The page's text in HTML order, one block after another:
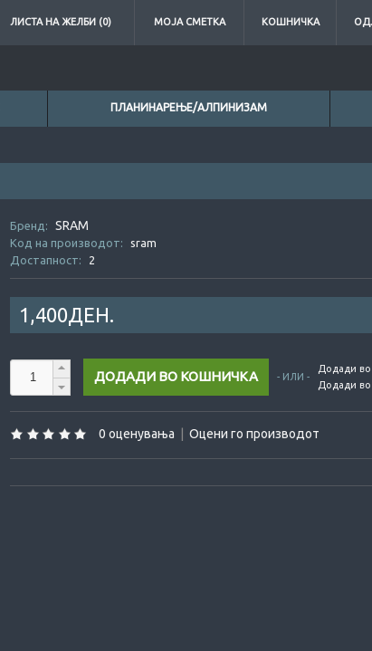
ЛИСТА НА ЖЕЛБИ (0) МОЈА СМЕТКА КОШНИЧКА
ПЛАНИНАРЕЊЕ/АЛПИНИЗАМ
Бренд: SRAM
Код на производот:
sram
Достапност:
2
1,400ДЕН.
- ИЛИ -
Додади
Додади во
0 оценувања Оцени го производот